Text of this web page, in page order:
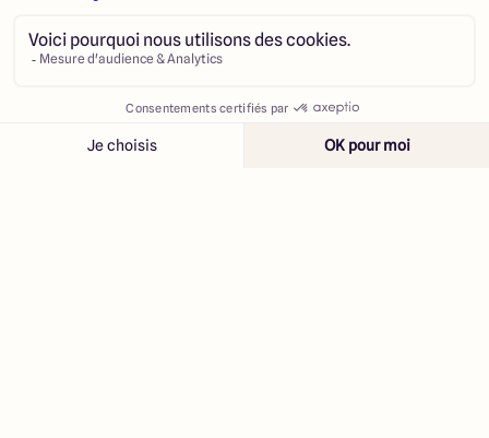
rigoureux de la construction. Lorsque votre maison est
livraison officielle, en vous assurant que tout correspond
parfaitement à votre projet initial.